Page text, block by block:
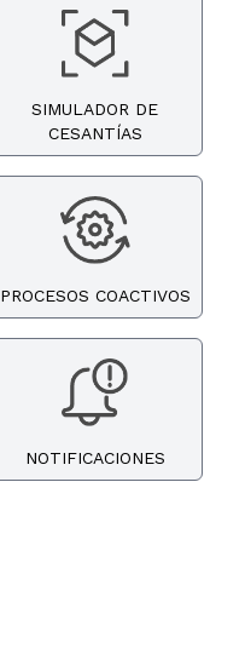
SIMULADOR DE
CESANTÍAS
PROCESOS COACTIVOS
NOTIFICACIONES